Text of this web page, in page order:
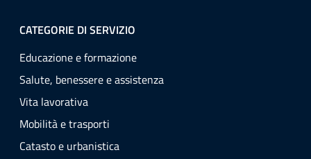
CATEGORIE DI SERVIZIO
Educazione e formazione
Salute, benessere e assistenza
Vita lavorativa
Mobilità e trasporti
Catasto e urbanistica